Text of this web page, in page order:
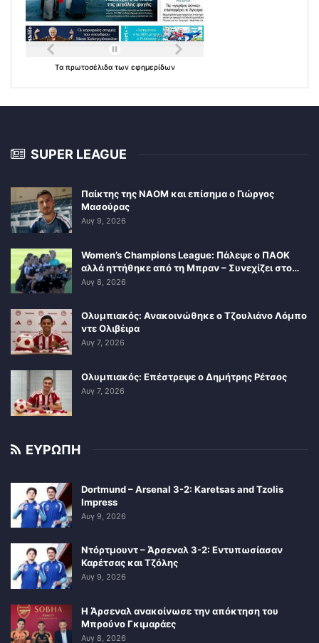
Τα πρωτοσέλιδα των εφημερίδων
SUPER LEAGUE
Παίκτης της ΝΑΟΜ και επίσημα ο Γιώργος
Μασούρας
Αυγ 9, 2026
Women’s Champions League: Πάλεψε ο ΠΑΟΚ
αλλά ηττήθηκε από τη Μπραν – Συνεχίζει στο…
Αυγ 8, 2026
Ολυμπιακός: Ανακοινώθηκε ο Τζουλιάνο Λόμπο
ντε Ολιβέιρα
Αυγ 7, 2026
Ολυμπιακός: Επέστρεψε ο Δημήτρης Ρέτσος
Αυγ 7, 2026
ΕΥΡΩΠΗ
Dortmund – Arsenal 3-2: Karetsas and Tzolis
Impress
Αυγ 9, 2026
Ντόρτμουντ – Άρσεναλ 3-2: Εντυπωσίασαν
Καρέτσας και Τζόλης
Αυγ 9, 2026
Η Άρσεναλ ανακοίνωσε την απόκτηση του
Μπρούνο Γκιμαράες
Αυγ 8, 2026